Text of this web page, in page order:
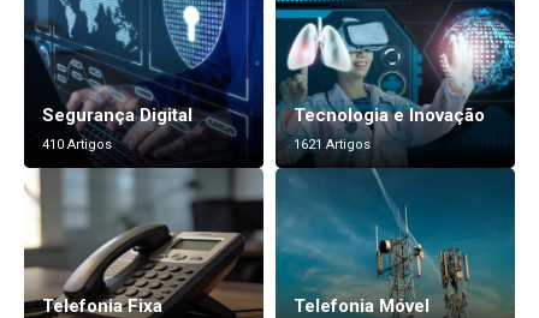
Segurança Digital
410 Artigos
Tecnologia e Inovação
1621 Artigos
Telefonia Fixa Telefonia Móvel